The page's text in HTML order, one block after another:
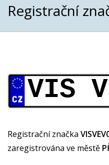
Registrační
VIS
Registrační značka
zaregistrována ve městě